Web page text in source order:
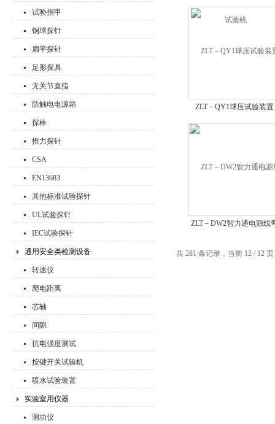
试验指甲
钢球探针
扁平探针
足形探具
无关节直指
防触电电源箱
探棒
推力探针
CSA
EN13683
其他标准试验探针
UL试验探针
IEC试验探针
通用安全类检测设备
转速仪
爬电距离
芯轴
间隙
抗电强度测试
按键开关试验机
喷水试验装置
实验室用仪器
测功仪
验机
ZLT－QY1球压试验装置
ZLT－DW2智力通电源线
共 281 条记录，当前 12 / 12